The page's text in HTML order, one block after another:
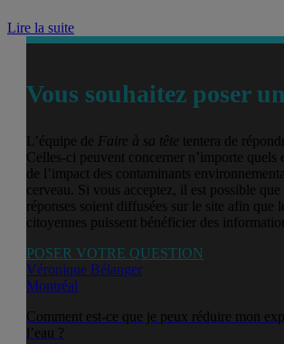
Lire la suite
Vous souhaitez poser
L’équipe de Faire à sa tête tentera de
Celles-ci peuvent concerner n’importe quels
de l’impact des contaminants
cerveau. Si vous acceptez, il est possible
réponses soient diffusées sur le site afin que
citoyennes puissent bénéficier des
POSER VOTRE QUESTION
Véronique Bélanger
Montréal
Comment est-ce que je peux réduire mon
l’eau ?